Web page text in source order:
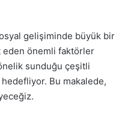
gelişiminde büyük bir
eden önemli faktörler
sunduğu çeşitli
hedefliyor. Bu makalede,